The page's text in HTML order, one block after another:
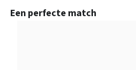
Productgalerij overslaan
Een perfecte match